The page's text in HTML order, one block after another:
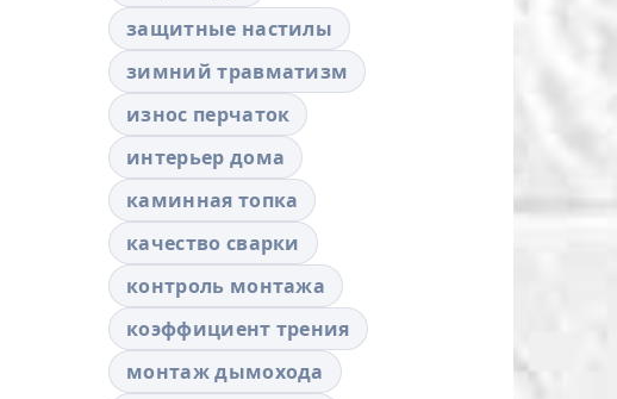
защитные настилы
зимний травматизм
износ перчаток
интерьер дома
каминная топка
качество сварки
контроль монтажа
коэффициент трения
монтаж дымохода